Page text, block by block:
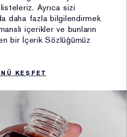
Ayrıca sizi
daha fazla bilgilendirmek
içerikler ve bunların
bir İçerik Sözlüğümüz
KEŞFET
yapmış olduğunuz
sözlü veya yazılı
üzerinden gerçekleştirmiş
buralarda bulunan Şirket
bilgi formları vasıtasıyla,
mağazaları ve çeşitli
yer alan Şirket’e ait